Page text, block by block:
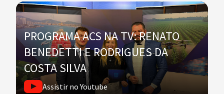
PROGRAMA ACS NA TV: RENATO
BENEDETTI E RODRIGUES DA
COSTA SILVA
Assistir no Youtube